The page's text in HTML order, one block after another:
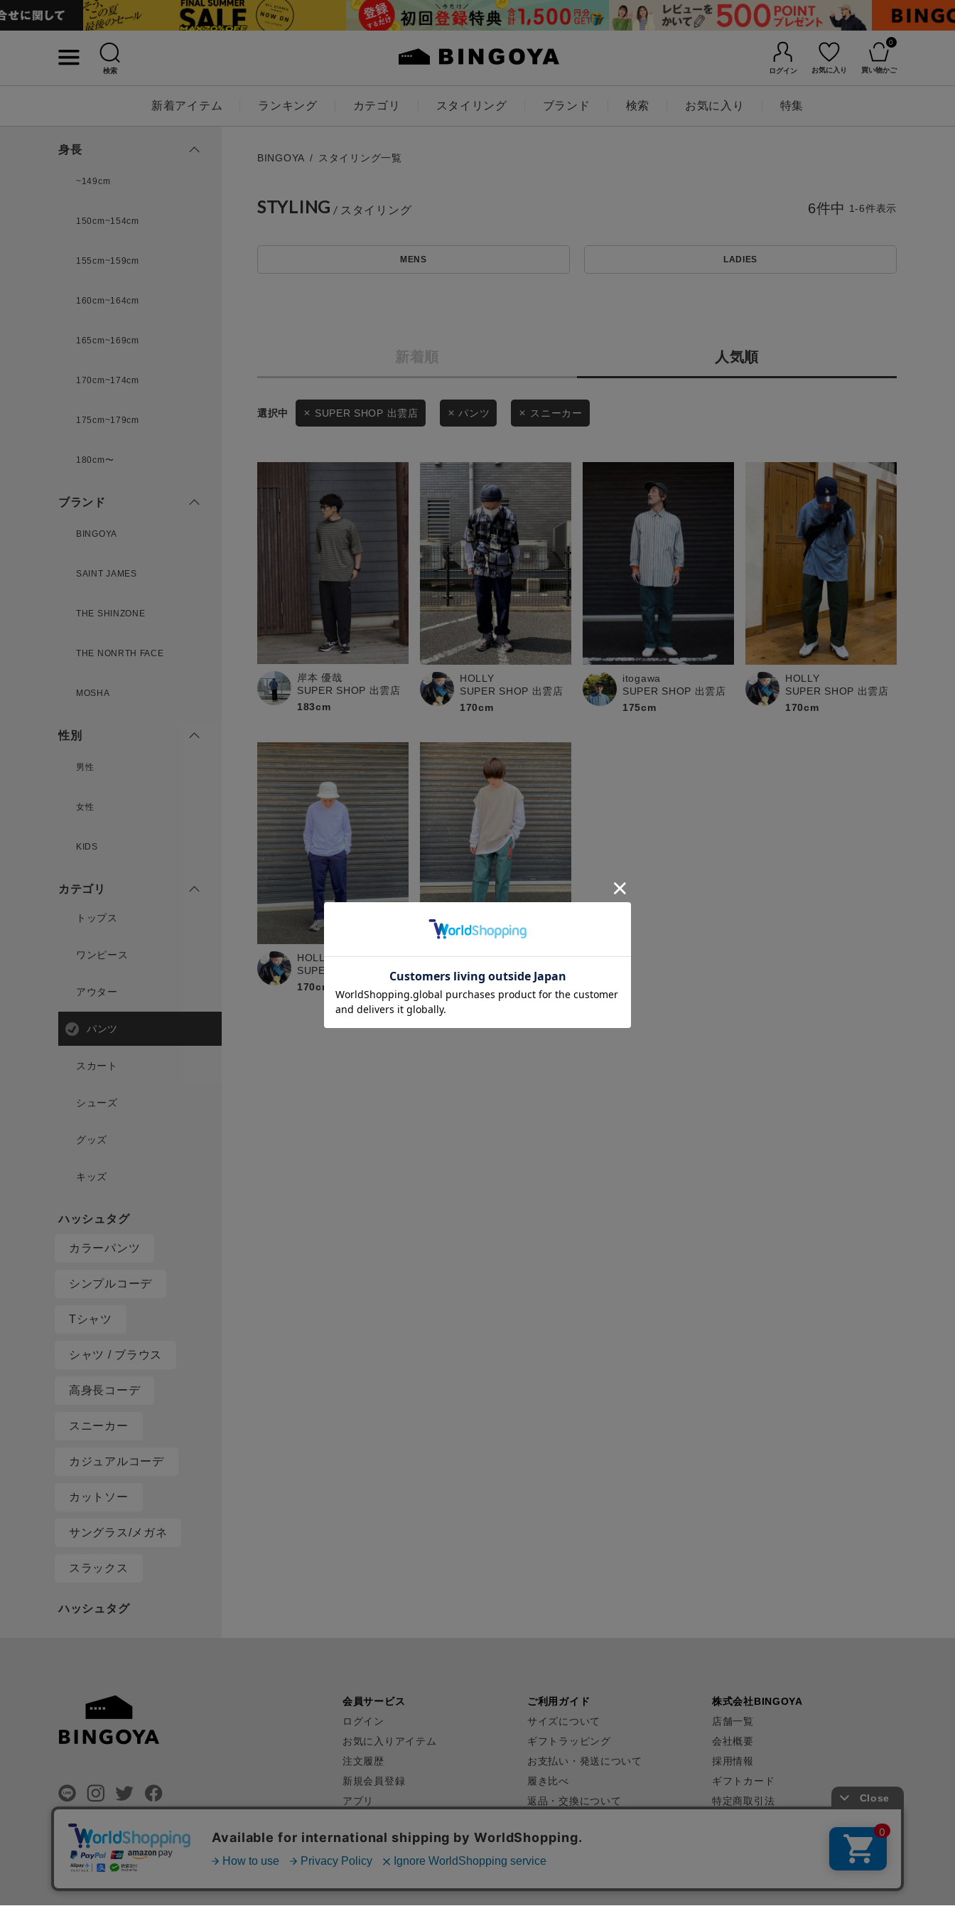
検索 ログイン お気に入り
0
買い物かご
新着アイテム ランキング カテゴリ スタイリング ブランド 検索 お気に入り 特集
新規会員登録
アイテムを探す
スタイリングから探す
WEB限定アイテムを探す
BINGOYAについて
採用情報
お知らせ・ご利用ガイド
お知らせ
ご利用ガイド
ギフトラッピング
お問い合わせ
無料公式アプリダウンロード
キーワード
LADIES KIDS
価格
セール価格
在庫
在庫あり 在庫なし含む
この条件で絞り込む
身長
~149cm
150cm~154cm
155cm~159cm
160cm~164cm
165cm~169cm
170cm~174cm
175cm~179cm
180cm〜
ブランド
BINGOYA
SAINT JAMES
THE SHINZONE
THE NONRTH FACE
MOSHA
性別
男性
女性
KIDS
カテゴリ
トップス
ワンピース
アウター
パンツ
スカート
シューズ
グッズ
キッズ
カラーパンツ
シンプルコーデ
Tシャツ
シャツ / ブラウス
高身長コーデ
スニーカー
カジュアルコーデ
カットソー
サングラス/メガネ
スラックス
BINGOYA スタイリング一覧
STYLING
MENS LADIES
新着順 人気順
6件中 1-6件表示
SUPER SHOP 出雲店 パンツ スニーカー
岸本 優哉
SUPER SHOP 出雲店
183cm
HOLLY
SUPER SHOP 出雲店
170cm
itogawa
SUPER SHOP 出雲店
175cm
HOLLY
SUPER SHOP 出雲店
170cm
HOLLY
SUPER SHOP 出雲店
170cm
taiga
SUPER SHOP 出雲店
170cm
会員サービス
ログイン
お気に入りアイテム
注文履歴
新規会員登録
アプリ
ご利用ガイド
サイズについて
ギフトラッピング
お支払い・発送について
履き比べ
返品・交換について
お問い合わせ
株式会社BINGOYA
店舗一覧
会社概要
採用情報
ギフトカード
特定商取引法
©BINGOYA Co,.Ltd.